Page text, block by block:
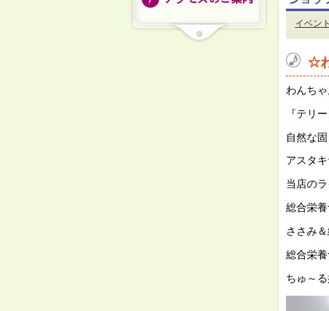
イベン
☆
わんち
『テリ
自然な
アスタ
当店の
総合栄
ささみ
総合栄
ちゅ～